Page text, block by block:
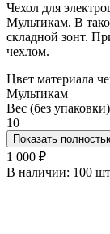
Чехол для
Мультикам. В
складной зонт.
чехлом.
Цвет материала
Мультикам
Вес (без
10
Показать
1 000 ₽
В наличии: 100